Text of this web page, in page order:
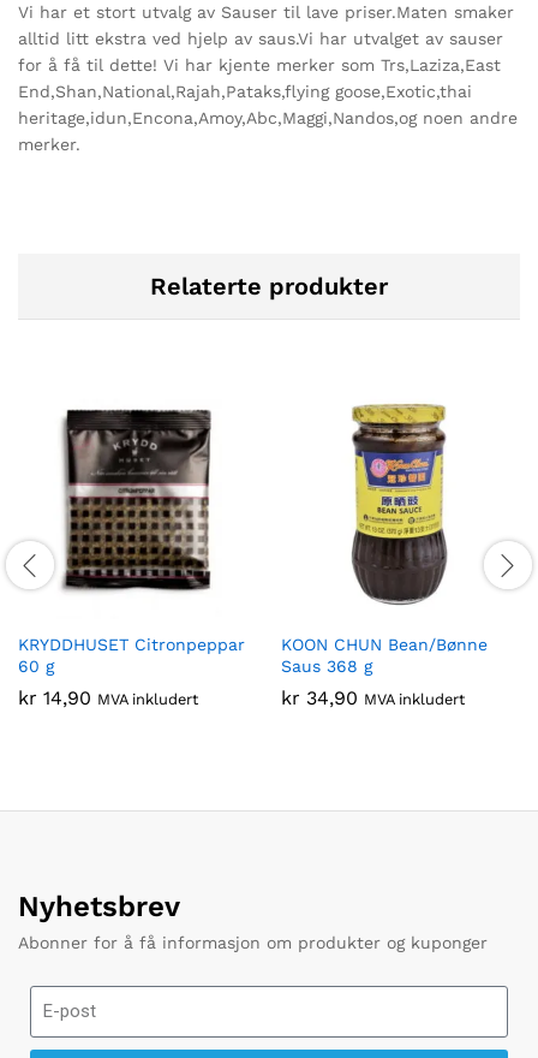
Vi har et stort utvalg av Sauser til lave priser.Maten smaker
alltid litt ekstra ved hjelp av saus.Vi har utvalget av sauser
for å få til dette! Vi har kjente merker som Trs,Laziza,East
End,Shan,National,Rajah,Pataks,flying goose,Exotic,thai
heritage,idun,Encona,Amoy,Abc,Maggi,Nandos,og noen andre
merker.
Relaterte produkter
KRYDDHUSET Citronpeppar
60 g
kr 14,90 MVA inkludert
KOON CHUN Bean/Bønne
Saus 368 g
kr 34,90 MVA inkludert
Nyhetsbrev
Abonner for å få informasjon om produkter og kuponger